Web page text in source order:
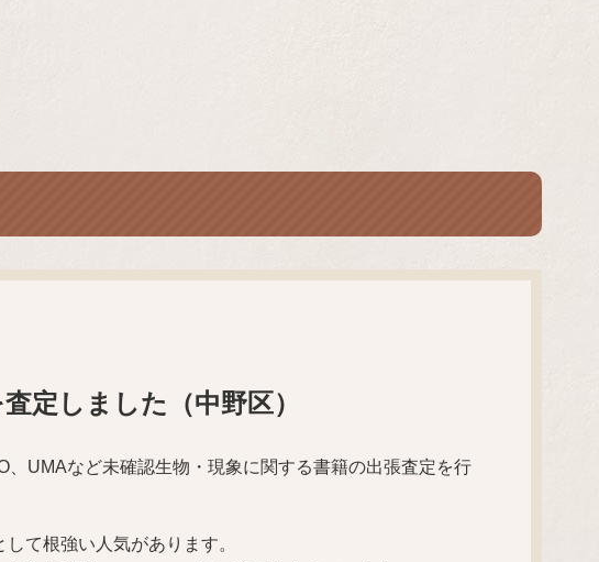
定しました（中野区）
UMAなど未確認生物・現象に関する書籍の出張査定を行
て根強い人気があります。